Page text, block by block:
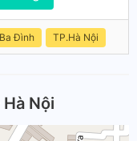
Đình TP.Hà Nội
Nội